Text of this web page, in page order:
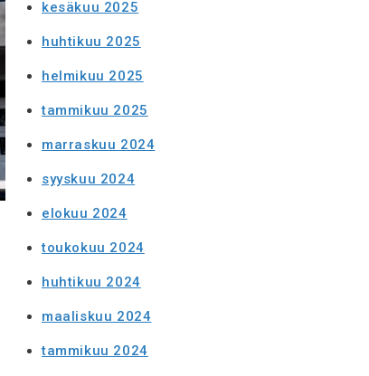
kesäkuu 2025
huhtikuu 2025
helmikuu 2025
tammikuu 2025
marraskuu 2024
syyskuu 2024
elokuu 2024
toukokuu 2024
huhtikuu 2024
maaliskuu 2024
tammikuu 2024